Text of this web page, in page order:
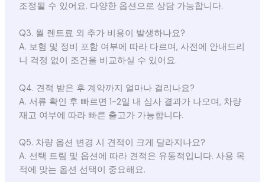
조정될 수 있어요. 다양한 옵션으로 상담 가능합니다.
Q3. 월 렌트료 외 추가 비용이 발생하나요?
A. 보험 및 정비 포함 여부에 따라 다르며, 사전에 안내드리
니 걱정 없이 조건을 비교하실 수 있어요.
Q4. 견적 받은 후 계약까지 얼마나 걸리나요?
A. 서류 확인 후 빠르면 1~2일 내 심사 결과가 나오며, 차량
재고 여부에 따라 빠른 출고가 가능합니다.
Q5. 차량 옵션 변경 시 견적이 크게 달라지나요?
A. 선택 트림 및 옵션에 따라 견적은 유동적입니다. 사용 목
적에 맞는 옵션 선택이 중요해요.